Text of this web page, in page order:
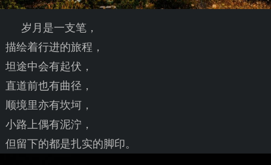
岁月是一支笔，
描绘着行进的旅程，
坦途中会有起伏，
直道前也有曲径，
顺境里亦有坎坷，
小路上偶有泥泞，
但留下的都是扎实的脚印。